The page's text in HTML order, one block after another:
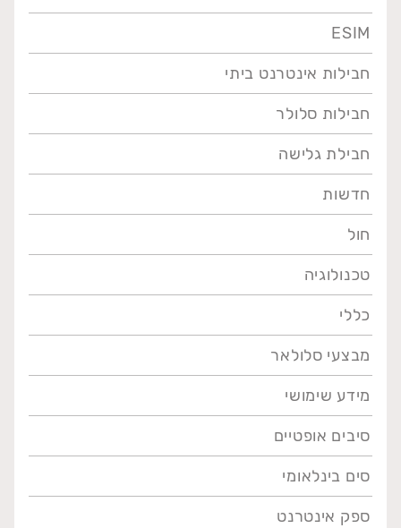
ESIM
חבילות אינטרנט ביתי
חבילות סלולר
חבילת גלישה
חדשות
חול
טכנולוגיה
כללי
מבצעי סלולאר
מידע שימושי
סיבים אופטיים
סים בינלאומי
ספק אינטרנט